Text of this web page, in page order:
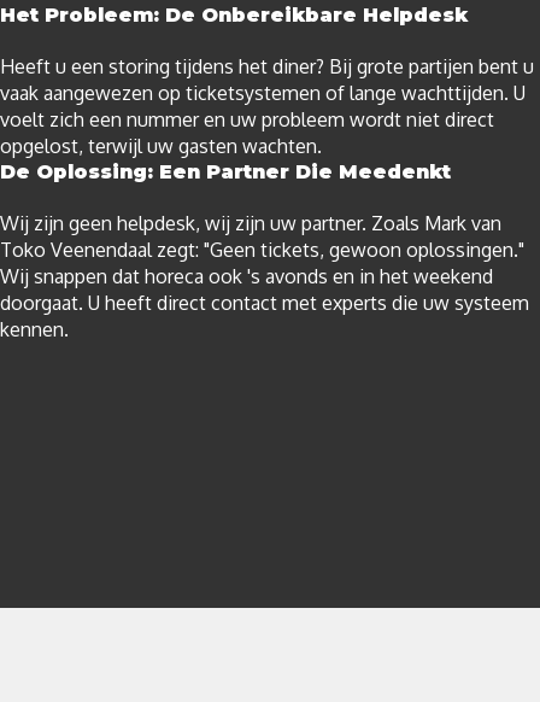
Het Probleem: De Onbereikbare Helpdesk
Heeft u een storing tijdens het diner? Bij grote partijen bent u
vaak aangewezen op ticketsystemen of lange wachttijden. U
voelt zich een nummer en uw probleem wordt niet direct
opgelost, terwijl uw gasten wachten.
De Oplossing: Een Partner Die Meedenkt
Wij zijn geen helpdesk, wij zijn uw partner. Zoals Mark van
Toko Veenendaal zegt: "Geen tickets, gewoon oplossingen."
Wij snappen dat horeca ook 's avonds en in het weekend
doorgaat. U heeft direct contact met experts die uw systeem
kennen.